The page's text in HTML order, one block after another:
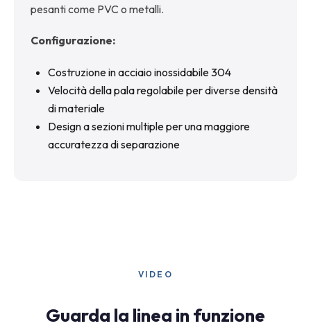
pesanti come PVC o metalli.
Configurazione:
Costruzione in acciaio inossidabile 304
Velocità della pala regolabile per diverse densità
di materiale
Design a sezioni multiple per una maggiore
accuratezza di separazione
VIDEO
Guarda la linea in funzione